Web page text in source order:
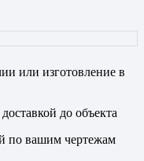
или изготовление в
до объекта
по вашим чертежам